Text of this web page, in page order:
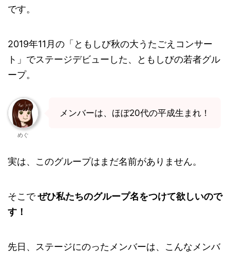
です。
2019年11月の「ともしび秋の大うたごえコンサー
ト」でステージデビューした、ともしびの若者グル
ープ。
めぐ
メンバーは、ほぼ20代の平成生まれ！
実は、このグループはまだ名前がありません。
そこでぜひ私たちのグループ名をつけて欲しいので
す！
先日、ステージにのったメンバーは、こんなメンバ